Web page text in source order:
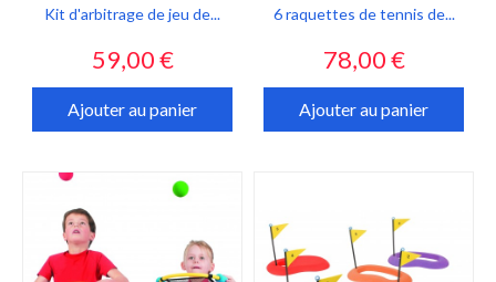
Kit d'arbitrage de jeu de...
Prix
59,00 €
Ajouter au panier
6 raquettes de tennis de...
Prix
78,00 €
Ajouter au panier